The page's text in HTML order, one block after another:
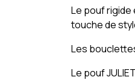
Le pouf
touche de
Les
Le pouf